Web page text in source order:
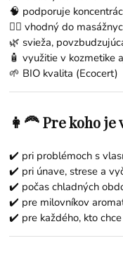
🧠 podporuje
💆‍♀️ vhodný do
🌿 svieža,
🧴 využitie v kozmetike
🌱 BIO kvalita (Ecocert)
👩‍🦰 Pre koho je
✔️ pri problémoch s
✔️ pri únave, strese a
✔️ počas chladných
✔️ pre milovníkov
✔️ pre každého, kto